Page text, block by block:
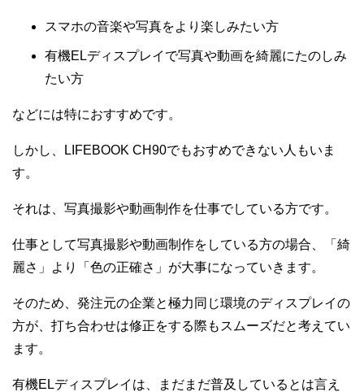
スマホの音楽や写真をより楽しみたい方
有機ELディスプレイで写真や動画を綺麗にたのしみ
たい方
などには特におすすめです。
しかし、LIFEBOOK CH90でもおすめできない人もいま
す。
それは、写真撮影や動画制作を仕事でしている方です。
仕事として写真撮影や動画制作をしている方の場合、「綺
麗さ」より「色の正確さ」が大事になっていきます。
そのため、発注元の企業と極力同じ環境のディスプレイの
方が、打ち合わせは修正をする際もスムーズだと考えてい
ます。
有機ELディスプレイは、まだまだ普及しているとは言え